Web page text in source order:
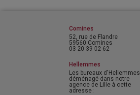
Comines
52, rue de Flandre
59560 Comines
03 20 39 02 62
Hellemmes
Les bureaux
déménagé dans notre
agence de Lille à cette
adresse :